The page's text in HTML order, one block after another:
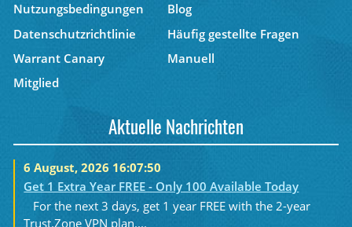
Nutzungsbedingungen
Blog
Datenschutzrichtlinie
Häufig gestellte Fragen
Warrant Canary
Manuell
Mitglied
Aktuelle Nachrichten
6 August, 2026 16:07:50
Get 1 Extra Year FREE - Only 100 Available Today
For the next 3 days, get 1 year FREE with the 2-year
Trust.Zone VPN plan....